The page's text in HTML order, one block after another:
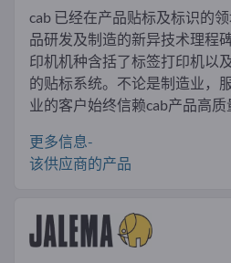
cab 已经在产品贴标及标识的
品研发及制造的新异技术理程
印机机种含括了标签打印机以
的贴标系统。不论是制造业，
业的客户始终信赖cab产品高质
更多信息-
该供应商的产品